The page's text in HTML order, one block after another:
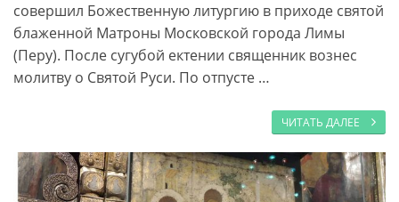
совершил Божественную литургию в приходе святой
блаженной Матроны Московской города Лимы
(Перу). После сугубой ектении священник вознес
молитву о Святой Руси. По отпусте …
ЧИТАТЬ ДАЛЕЕ